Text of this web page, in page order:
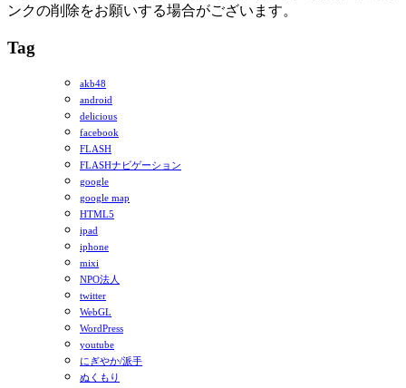
ンクの削除をお願いする場合がございます。
Tag
akb48
android
delicious
facebook
FLASH
FLASHナビゲーション
google
google map
HTML5
ipad
iphone
mixi
NPO法人
twitter
WebGL
WordPress
youtube
にぎやか/派手
ぬくもり